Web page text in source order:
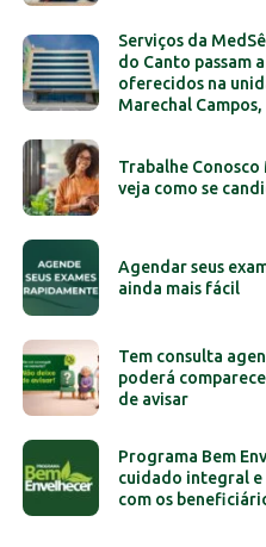
Serviços da
do Canto passam
oferecidos na
Marechal
Trabalhe Conosco
veja como se
Agendar seus
ainda mais fácil
Tem consulta
poderá
de avisar
Programa Bem
cuidado integral
com os